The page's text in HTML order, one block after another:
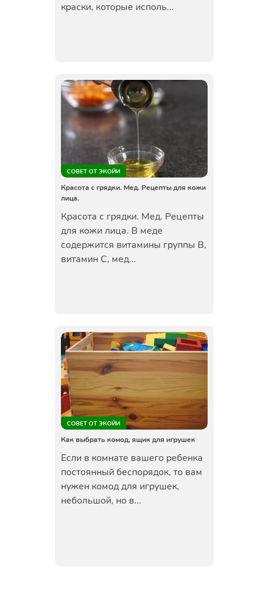
краски, которые исполь...
СОВЕТ ОТ ЭКОЙИ
Красота с грядки. Мед. Рецепты для кожи
лица.
Красота с грядки. Мед. Рецепты
для кожи лица. В меде
содержится витамины группы В,
витамин С, мед...
СОВЕТ ОТ ЭКОЙИ
Как выбрать комод, ящик для игрушек
Если в комнате вашего ребенка
постоянный беспорядок, то вам
нужен комод для игрушек,
небольшой, но в...